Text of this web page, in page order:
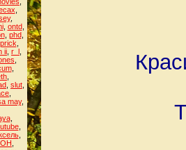
,
, ontd,
, phd,
prick
ii r_l
,
slut
may,
,
,
,